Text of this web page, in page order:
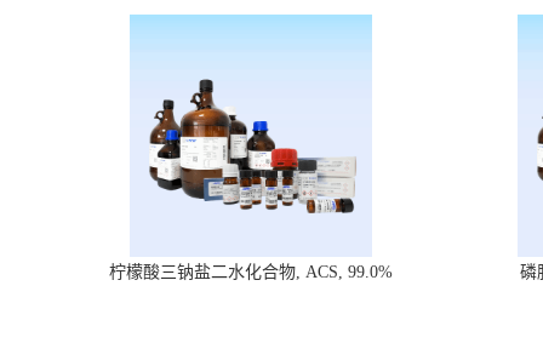
柠檬酸三钠盐二水化合物, ACS, 99.0% 磷